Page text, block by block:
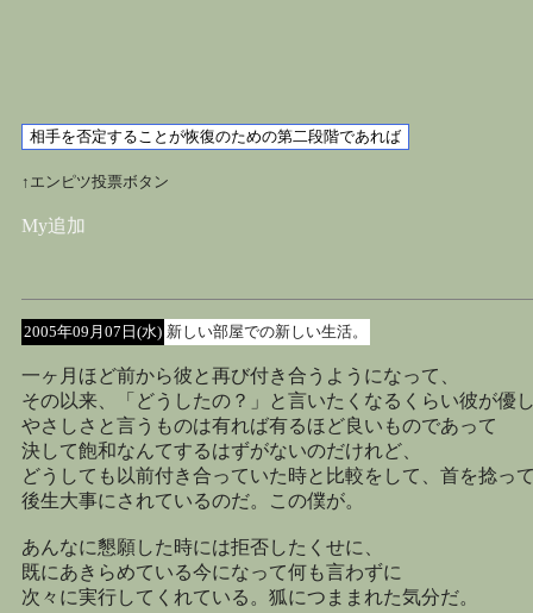
↑エンピツ投票ボタン
My追加
2005年09月07日(水) 新しい部屋での新しい生活。
一ヶ月ほど前から彼と再び付き合うようになって、
その以来、「どうしたの？」と言いたくなるくらい彼が優
やさしさと言うものは有れば有るほど良いものであって
決して飽和なんてするはずがないのだけれど、
どうしても以前付き合っていた時と比較をして、首を捻っ
後生大事にされているのだ。この僕が。
あんなに懇願した時には拒否したくせに、
既にあきらめている今になって何も言わずに
次々に実行してくれている。狐につままれた気分だ。